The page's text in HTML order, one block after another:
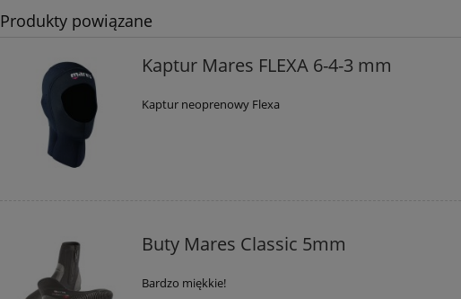
Produkty powiązane
Kaptur Mares FLEXA 6-4-3 mm
Kaptur neoprenowy Flexa
Buty Mares Classic 5mm
Bardzo miękkie!